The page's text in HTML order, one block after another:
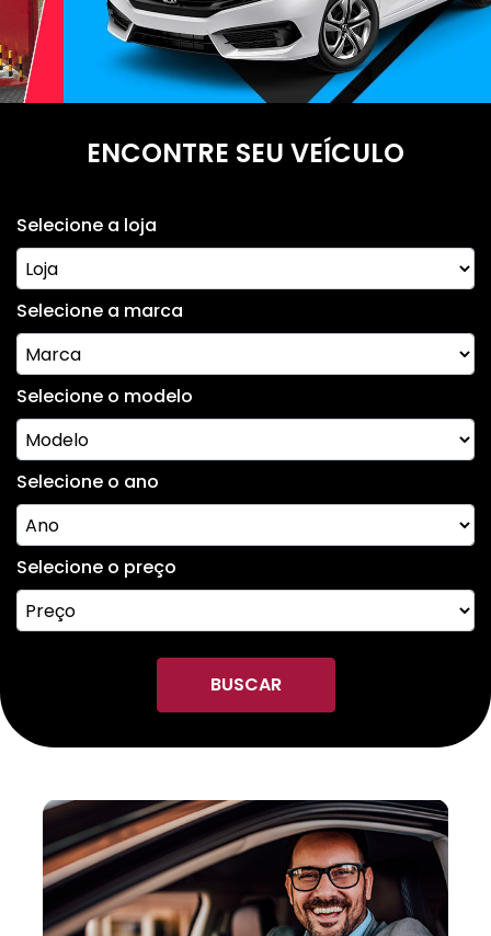
ENCONTRE SEU VEÍCULO
Selecione a loja
Selecione a marca
Selecione o modelo
Selecione o ano
Selecione o preço
BUSCAR